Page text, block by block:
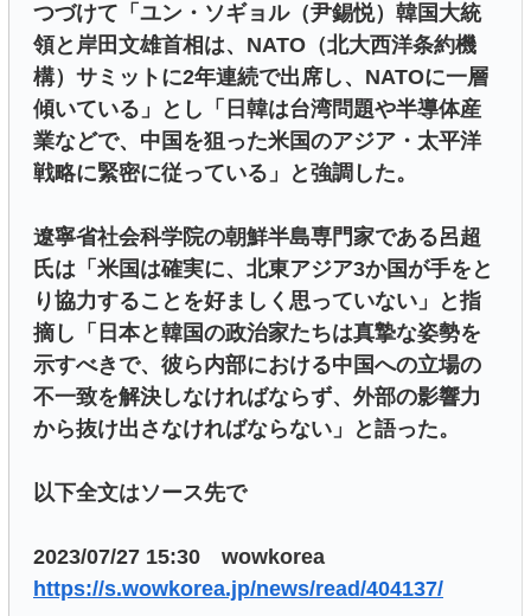
つづけて「ユン・ソギョル（尹錫悦）韓国大統
領と岸田文雄首相は、NATO（北大西洋条約機
構）サミットに2年連続で出席し、NATOに一層
傾いている」とし「日韓は台湾問題や半導体産
業などで、中国を狙った米国のアジア・太平洋
戦略に緊密に従っている」と強調した。
遼寧省社会科学院の朝鮮半島専門家である呂超
氏は「米国は確実に、北東アジア3か国が手をと
り協力することを好ましく思っていない」と指
摘し「日本と韓国の政治家たちは真摯な姿勢を
示すべきで、彼ら内部における中国への立場の
不一致を解決しなければならず、外部の影響力
から抜け出さなければならない」と語った。
以下全文はソース先で
2023/07/27 15:30 wowkorea
https://s.wowkorea.jp/news/read/404137/